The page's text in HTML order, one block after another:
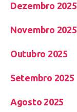
Dezembro 2025
Novembro 2025
Outubro 2025
Setembro 2025
Agosto 2025